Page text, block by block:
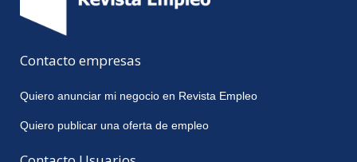
Contacto empresas
Quiero anunciar mi negocio en Revista Empleo
Quiero publicar una oferta de empleo